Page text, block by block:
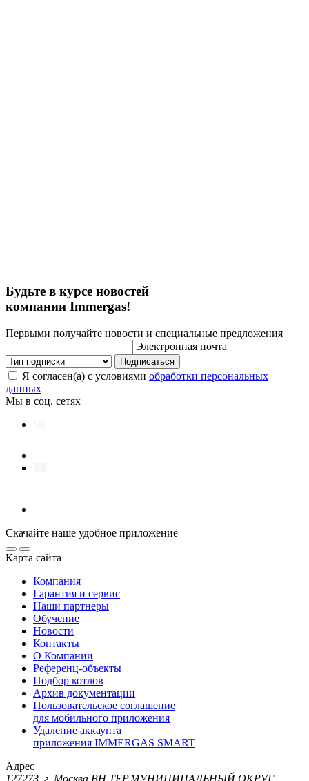
Будьте в курсе новостей
компании Immergas!
Первыми получайте новости и специальные предложения
Электронная почта
Подписаться
Я согласен(а) с условиями обработки персональных
данных
Мы в соц. сетях
Скачайте наше удобное приложение
Карта сайта
Компания
Гарантия и сервис
Наши партнеры
Обучение
Новости
Контакты
О Компании
Референц-объекты
Подбор котлов
Архив документации
Пользовательское соглашение
для мобильного приложения
Удаление аккаунта
приложения IMMERGAS SMART
Адрес
127273, г. Москва ВН.ТЕР.МУНИЦИПАЛЬНЫЙ ОКРУГ